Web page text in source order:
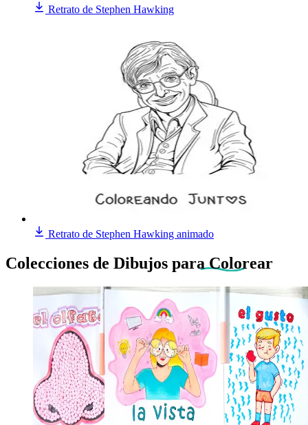
Retrato de Stephen Hawking
Retrato de Stephen Hawking animado
Colecciones de Dibujos para Colorear